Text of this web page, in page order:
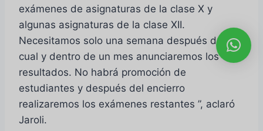
exámenes de asignaturas de la clase X y
algunas asignaturas de la clase XII.
Necesitamos solo una semana después de la
cual y dentro de un mes anunciaremos los
resultados. No habrá promoción de
estudiantes y después del encierro
realizaremos los exámenes restantes ”, aclaró
Jaroli.